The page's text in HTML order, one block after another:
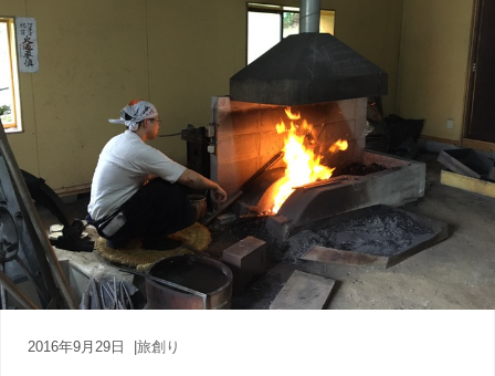
つ、
京
都
生
ま
れ
京
都
育
ち
の
案
内
人
あ2016年9月29日 旅創り